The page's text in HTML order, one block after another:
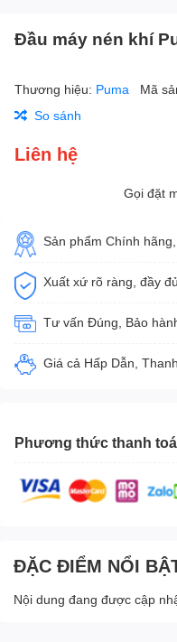
Đầu máy nén khí
Thương hiệu: Puma Mã
So sánh
Liên hệ
Gọi đặt
Sản phẩm Chính
Xuất xứ rõ ràng, đầy
Tư vấn Đúng, Bảo
Giá cả Hấp Dẫn,
Phương thức thanh
ĐẶC ĐIỂM NỔI
Nội dung đang được cập